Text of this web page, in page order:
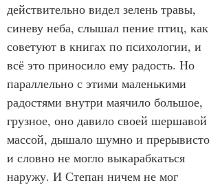
действительно видел зелень травы,
синеву неба, слышал пение птиц, как
советуют в книгах по психологии, и
всё это приносило ему радость. Но
параллельно с этими маленькими
радостями внутри маячило большое,
грузное, оно давило своей шершавой
массой, дышало шумно и прерывисто
и словно не могло выкарабкаться
наружу. И Степан ничем не мог